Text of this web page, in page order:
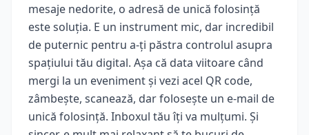
mesaje nedorite, o adresă de unică folosință
este soluția. E un instrument mic, dar incredibil
de puternic pentru a-ți păstra controlul asupra
spațiului tău digital. Așa că data viitoare când
mergi la un eveniment și vezi acel QR code,
zâmbește, scanează, dar folosește un e-mail de
unică folosință. Inboxul tău îți va mulțumi. Și